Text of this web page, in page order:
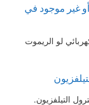
غير موجود في
لو الريموت
التيلفزيون.